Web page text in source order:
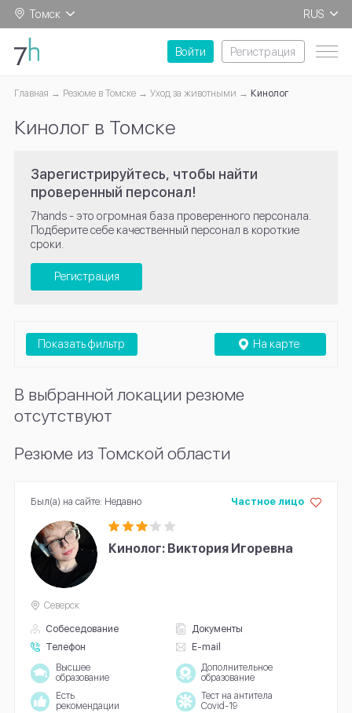
Томск
RUS
EN
Войти
Регистрация
Главная Резюме в Томске Уход за животными Кинолог
Кинолог в Томске
Зарегистрируйтесь, чтобы найти
проверенный персонал!
7hands - это огромная база проверенного персонала.
Подберите себе качественный персонал в короткие
сроки.
Регистрация
На карте
Показать фильтр
В выбранной локации резюме
отсутствуют
Резюме из Томской области
Кинолог: Виктория Игоревна
Собеседование
Документы
Телефон
E-mail
Частное лицо
Северск
Высшее
образование
Дополнительное
образование
Есть
рекомендации
Тест на антитела
Covid-19
Был(а) на сайте: Недавно